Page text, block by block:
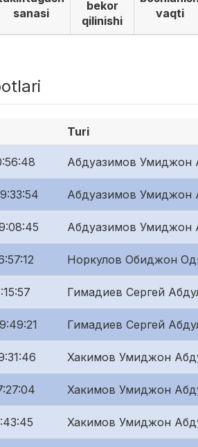
sanasi
bekor
qilinishi
vaqti
Turi
Абдуазимов Умиджон
Абдуазимов Умиджон
Абдуазимов Умиджон
Норкулов Обиджон
Гимадиев Сергей
Гимадиев Сергей
Хакимов Умиджон
Хакимов Умиджон
Хакимов Умиджон